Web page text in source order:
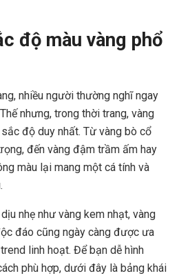
độ màu vàng phổ
nhiều người thường nghĩ ngay
nhưng, trong thời trang, vàng
độ duy nhất. Từ vàng bò cổ
đến vàng đậm trầm ấm hay
màu lại mang một cá tính và
nhẹ như vàng kem nhạt, vàng
đáo cũng ngày càng được ưa
linh hoạt. Để bạn dễ hình
phù hợp, dưới đây là bảng khái